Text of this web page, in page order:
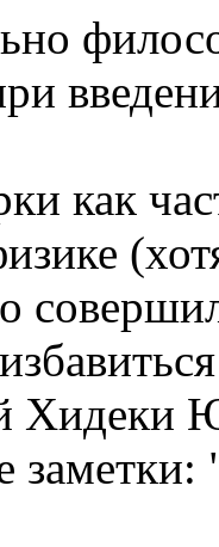
как
Хидеки